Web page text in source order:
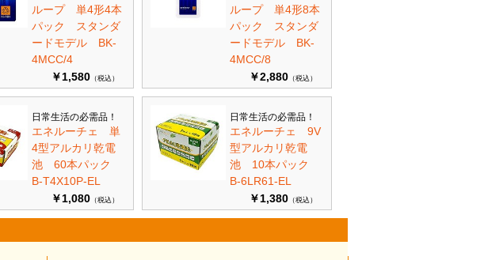
ループ 単4形4本
パック スタンダ
ードモデル BK-
4MCC/4
￥1,580 （税込）
ループ 単4形8本
パック スタンダ
ードモデル BK-
4MCC/8
￥2,880 （税込）
日常生活の必需品！
エネルーチェ 単
4型アルカリ乾電
池 60本パック
B-T4X10P-EL
￥1,080 （税込）
日常生活の必需品！
エネルーチェ 9V
型アルカリ乾電
池 10本パック
B-6LR61-EL
￥1,380 （税込）